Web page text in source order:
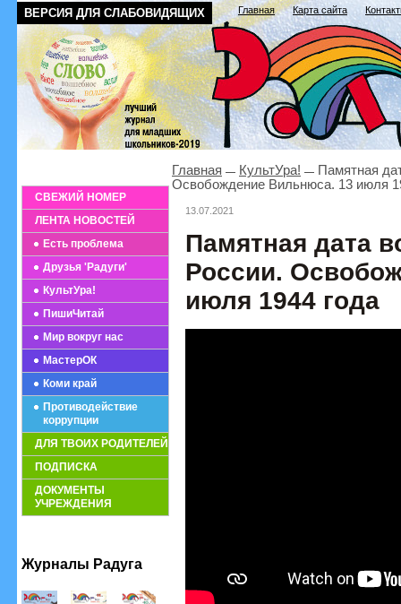
ВЕРСИЯ ДЛЯ СЛАБОВИДЯЩИХ Главная Карта сайта
СВЕЖИЙ НОМЕР
ЛЕНТА НОВОСТЕЙ
Есть проблема
Друзья 'Радуги'
КультУра!
ПишиЧитай
Мир вокруг нас
МастерОК
Коми край
Противодействие
коррупции
ДЛЯ ТВОИХ РОДИТЕЛЕЙ
ПОДПИСКА
ДОКУМЕНТЫ
УЧРЕЖДЕНИЯ
Журналы Радуга
Главная КультУра!
Памятная
Освобождение Вильнюса. 13 июля
13.07.2021
Памятная дата
России.
июля 1944 года